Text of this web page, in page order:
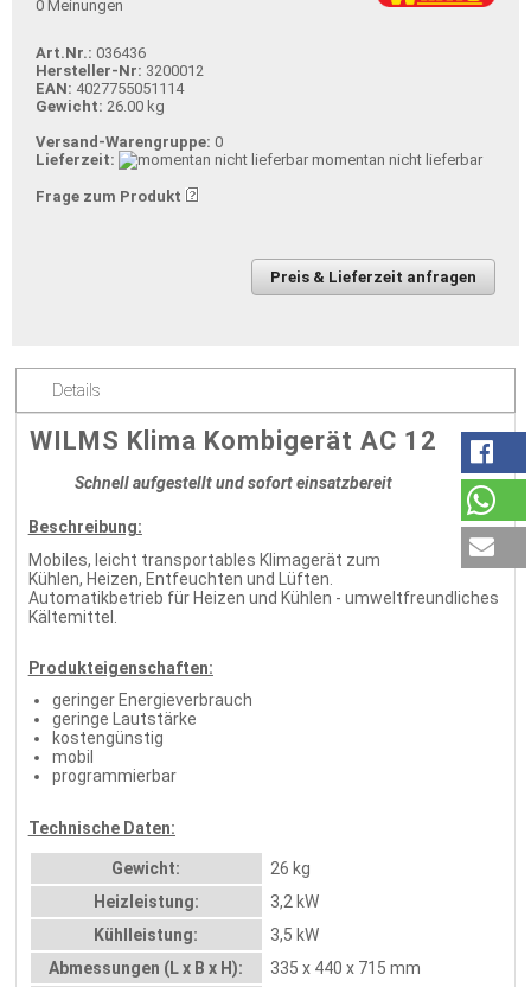
0 Meinungen
Art.Nr.: 036436
Hersteller-Nr: 3200012
EAN: 4027755051114
Gewicht: 26.00 kg
Versand-Warengruppe: 0
Lieferzeit:
momentan nicht lieferbar
Frage zum Produkt
Preis & Lieferzeit anfragen
Details
WILMS Klima Kombigerät AC 12
Schnell aufgestellt und sofort einsatzbereit
Beschreibung:
Mobiles, leicht transportables Klimagerät zum
Kühlen, Heizen, Entfeuchten und Lüften.
Automatikbetrieb für Heizen und Kühlen - umweltfreundliches
Kältemittel.
Produkteigenschaften:
geringer Energieverbrauch
geringe Lautstärke
kostengünstig
mobil
programmierbar
Technische Daten:
Gewicht:
26 kg
Heizleistung:
3,2 kW
Kühlleistung:
3,5 kW
Abmessungen (L x B x H):
335 x 440 x 715 mm